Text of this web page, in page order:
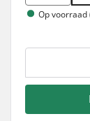
Op voorraad